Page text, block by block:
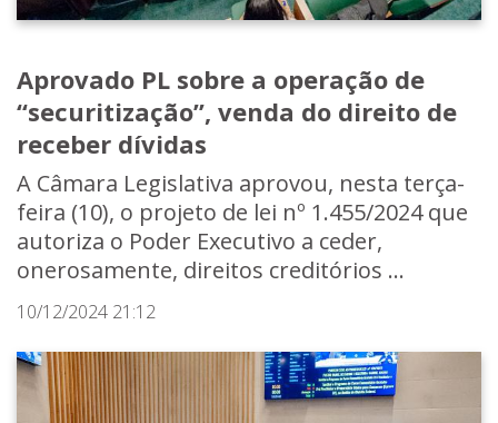
Aprovado PL sobre a operação de
“securitização”, venda do direito de
receber dívidas
A Câmara Legislativa aprovou, nesta terça-
feira (10), o projeto de lei nº 1.455/2024 que
autoriza o Poder Executivo a ceder,
onerosamente, direitos creditórios ...
10/12/2024 21:12